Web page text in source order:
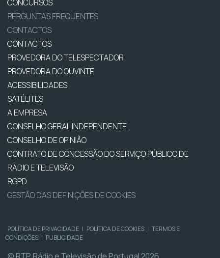
CONCURSOS
PERGUNTAS FREQUENTES
CONTACTOS
CONTACTOS
PROVEDORA DO TELESPECTADOR
PROVEDORA DO OUVINTE
ACESSIBILIDADES
SATÉLITES
A EMPRESA
CONSELHO GERAL INDEPENDENTE
CONSELHO DE OPINIÃO
CONTRATO DE CONCESSÃO DO SERVIÇO PÚBLICO DE
RÁDIO E TELEVISÃO
RGPD
GESTÃO DAS DEFINIÇÕES DE COOKIES
POLÍTICA DE PRIVACIDADE | POLÍTICA DE COOKIES | TERMOS E
CONDIÇÕES | PUBLICIDADE